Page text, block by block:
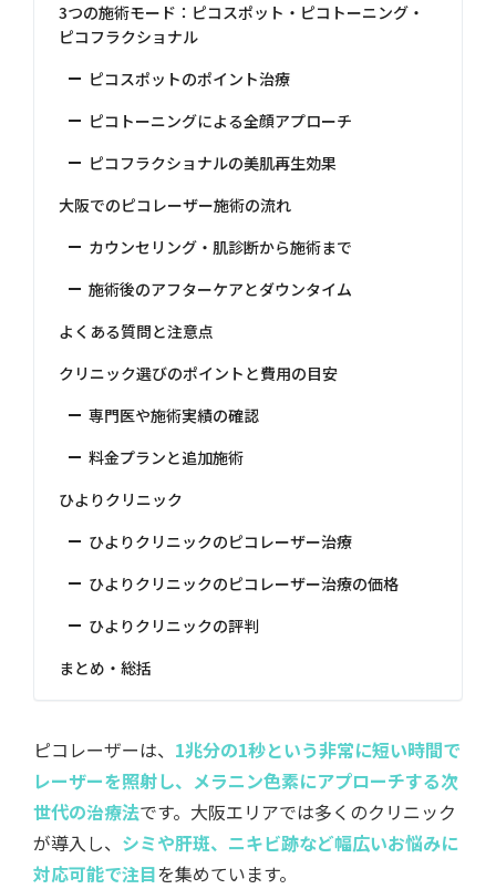
3つの施術モード：ピコスポット・ピコトーニング・
ピコフラクショナル
ピコスポットのポイント治療
ピコトーニングによる全顔アプローチ
ピコフラクショナルの美肌再生効果
大阪でのピコレーザー施術の流れ
カウンセリング・肌診断から施術まで
施術後のアフターケアとダウンタイム
よくある質問と注意点
クリニック選びのポイントと費用の目安
専門医や施術実績の確認
料金プランと追加施術
ひよりクリニック
ひよりクリニックのピコレーザー治療
ひよりクリニックのピコレーザー治療の価格
ひよりクリニックの評判
まとめ・総括
ピコレーザーは、 1兆分の1秒という非常に短い時間で
レーザーを照射し、メラニン色素にアプローチする次
世代の治療法です。大阪エリアでは多くのクリニック
が導入し、 シミや肝斑、ニキビ跡など幅広いお悩みに
対応可能で注目を集めています。